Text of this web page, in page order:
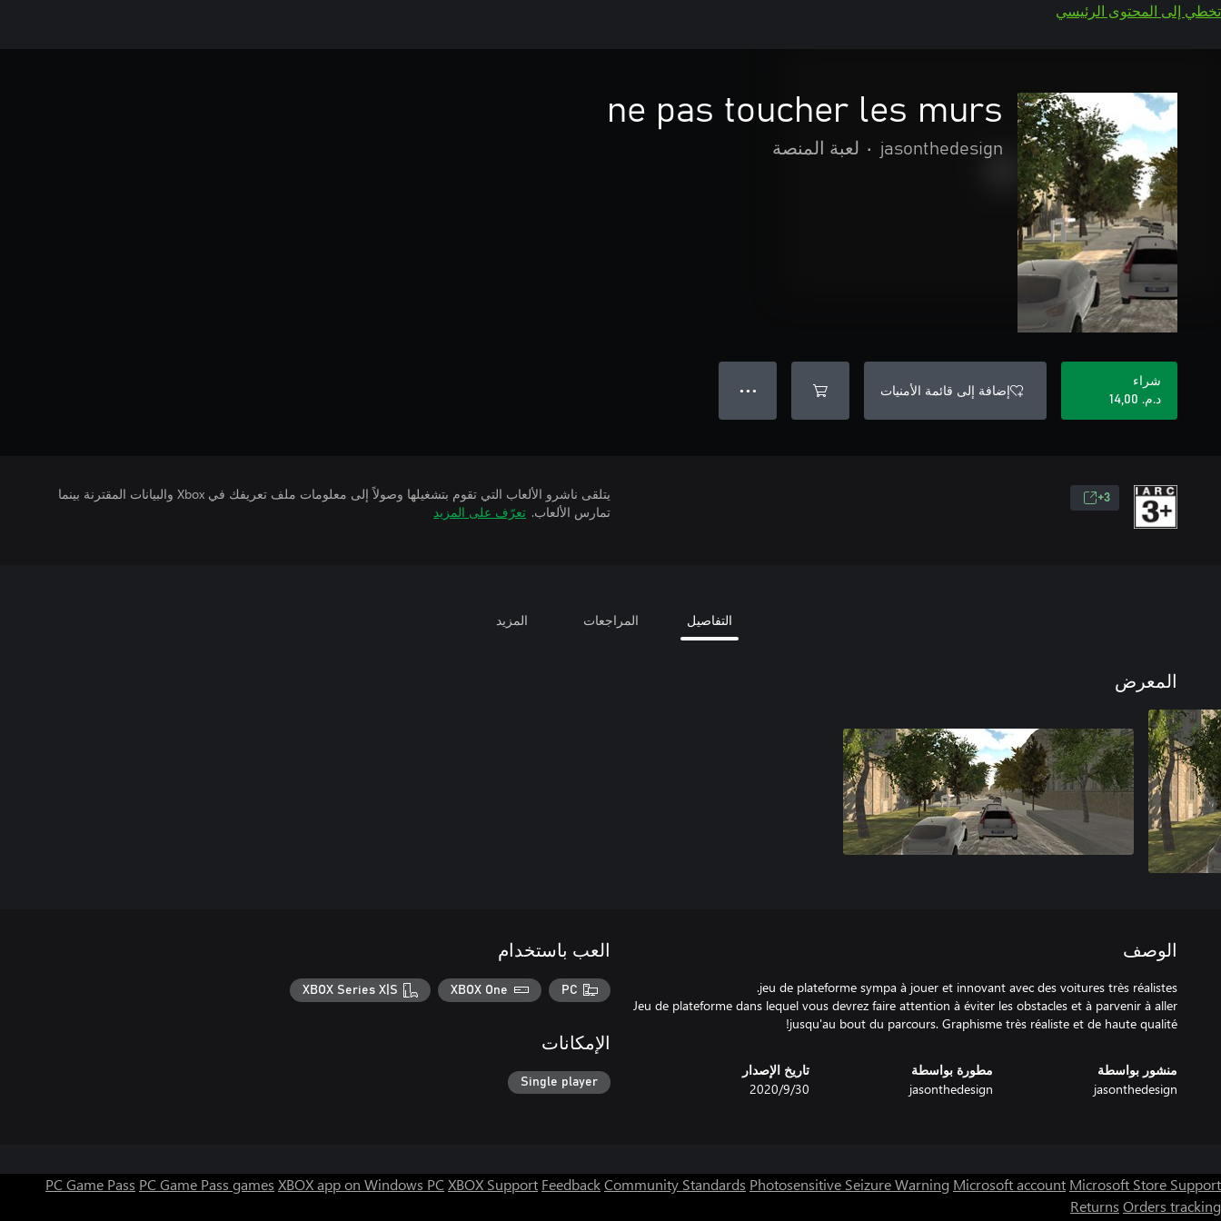
تخطي إلى المحتوى الرئيسي
ne pas toucher les murs
jasonthedesign
• لعبة المنصة
شراء
د.م.‏ 14,00
إضافة إلى قائمة الأمنيات ● ● ●
3+
يتلقى ناشرو الألعاب التي تقوم بتشغيلها وصولاً إلى معلومات ملف تعريفك في Xbox والبيانات المقترنة بينما
تمارس الألعاب. تعرّف على المزيد
التفاصيل المراجعات المزيد
المعرض
الوصف
Jeu de plateforme dans lequel vous devrez faire attention à éviter les obstacles et à parvenir à aller
jusqu'au bout du parcours. Graphisme très réaliste et de haute qualité!
منشور بواسطة
jasonthedesign
مطورة بواسطة
jasonthedesign
تاريخ الإصدار
30‏/9‏/2020
العب باستخدام
PC
XBOX One
XBOX Series X|S
الإمكانات
Single player
PC Game Pass PC Game Pass games XBOX app on Windows PC XBOX Support FeedbackCommunity Standards Photosensitive Seizure Warning Microsoft account Microsoft Store Support
Returns Orders tracking